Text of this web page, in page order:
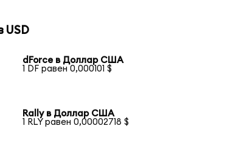
USD
dForce в Доллар США
1 DF равен 0,000101 $
Rally в Доллар США
1 RLY равен 0,00002718 $